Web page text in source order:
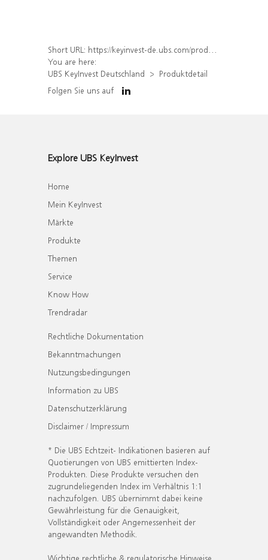
Short URL: https://keyinvest-de.ubs.com/produkt/detail/index/isin/DE000WA6ADW6
You are here:
UBS KeyInvest Deutschland
Produktdetail
Folgen Sie uns auf
Explore UBS KeyInvest
Home
Mein KeyInvest
Märkte
Produkte
Themen
Service
Know How
Trendradar
Rechtliche Dokumentation
Bekanntmachungen
Nutzungsbedingungen
Information zu UBS
Datenschutzerklärung
Disclaimer / Impressum
* Die UBS Echtzeit- Indikationen basieren auf
Quotierungen von UBS emittierten Index-
Produkten. Diese Produkte versuchen den
zugrundeliegenden Index im Verhältnis 1:1
nachzufolgen. UBS übernimmt dabei keine
Gewährleistung für die Genauigkeit,
Vollständigkeit oder Angemessenheit der
angewandten Methodik.